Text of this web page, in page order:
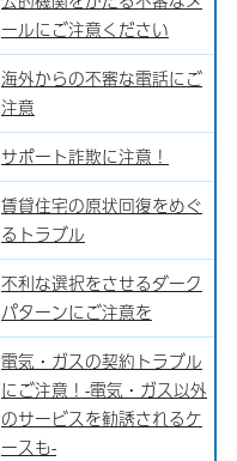
ールにご注意ください
海外からの不審な電話にご
注意
サポート詐欺に注意！
賃貸住宅の原状回復をめぐ
るトラブル
不利な選択をさせるダーク
パターンにご注意を
電気・ガスの契約トラブル
にご注意！-電気・ガス以外
のサービスを勧誘されるケ
ースも-